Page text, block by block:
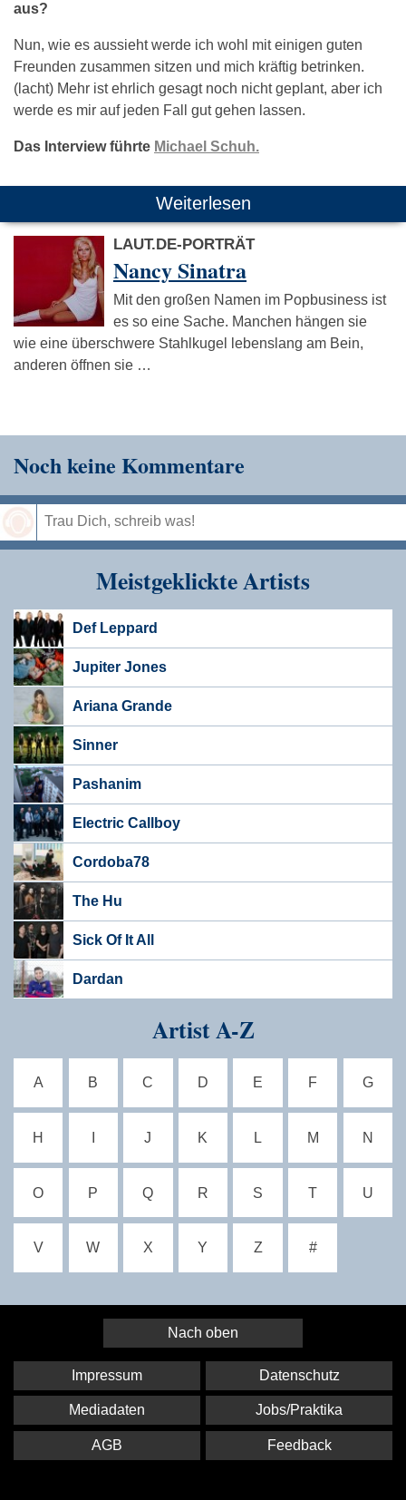
aus?
Nun, wie es aussieht werde ich wohl mit einigen guten
Freunden zusammen sitzen und mich kräftig betrinken.
(lacht) Mehr ist ehrlich gesagt noch nicht geplant, aber ich
werde es mir auf jeden Fall gut gehen lassen.
Das Interview führte Michael Schuh.
Weiterlesen
LAUT.DE-PORTRÄT
Nancy Sinatra
Mit den großen Namen im Popbusiness ist
es so eine Sache. Manchen hängen sie
wie eine überschwere Stahlkugel lebenslang am Bein,
anderen öffnen sie …
Noch keine Kommentare
Meistgeklickte Artists
Def Leppard
Jupiter Jones
Ariana Grande
Sinner
Pashanim
Electric Callboy
Cordoba78
The Hu
Sick Of It All
Dardan
Artist A-Z
A B C D E F G
H J K L M N
O P Q R S T U
V W X Y Z #
Nach oben
Impressum Datenschutz
Mediadaten Jobs/Praktika
AGB Feedback